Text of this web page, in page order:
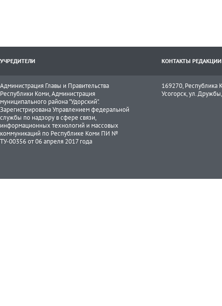
УЧРЕДИТЕЛИ КОНТАКТЫ РЕДАКЦИИ
Администрация Главы и Правительства
Республики Коми, Администрация
муниципального района "Удорский".
Зарегистрирована Управлением федеральной
службы по надзору в сфере связи,
информационных технологий и массовых
коммуникаций по Республике Коми ПИ №
ТУ-00356 от 06 апреля 2017 года
169270, Республика
Усогорск, ул.